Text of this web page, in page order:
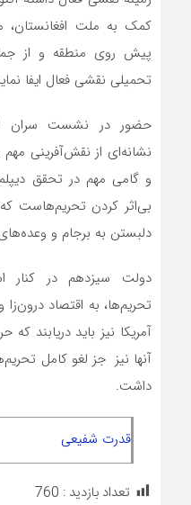
کمک به ملت افغانستان،
پیش روی منطقه و از
تحمیلی نقشی فعال ایفا
حضور در نشست سران
نشانه‌ای از نقش‌آفرینی مهم
و گامی مهم در تحقق
بی‌اثر کردن تحریم‌هاست
دلبستن به برجام و
دولت سیزدهم در کنار
تحریم‌ها، به اقتصاد
آمریکا نیز باید دریابند
آنها نیز جز لغو کامل
داشت.
قدرت شفیعی
تعداد بازدید : 760